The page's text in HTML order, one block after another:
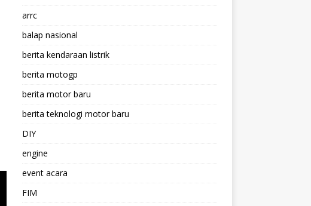
arrc
balap nasional
berita kendaraan listrik
berita motogp
berita motor baru
berita teknologi motor baru
DIY
engine
event acara
FIM